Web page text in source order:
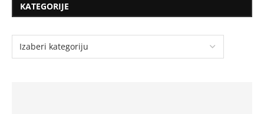
KATEGORIJE